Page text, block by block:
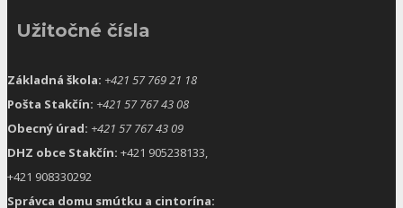
Užitočné čísla
Základná škola: +421 57 769 21 18
Pošta Stakčín: +421 57 767 43 08
Obecný úrad: +421 57 767 43 09
DHZ obce Stakčín: +421 905238133,
+421 908330292
Správca domu smútku a cintorína: